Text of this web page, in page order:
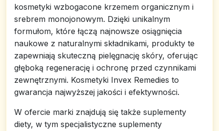
kosmetyki wzbogacone krzemem organicznym i
srebrem monojonowym. Dzięki unikalnym
formułom, które łączą najnowsze osiągnięcia
naukowe z naturalnymi składnikami, produkty te
zapewniają skuteczną pielęgnację skóry, oferując
głęboką regenerację i ochronę przed czynnikami
zewnętrznymi. Kosmetyki Invex Remedies to
gwarancja najwyższej jakości i efektywności.
W ofercie marki znajdują się także suplementy
diety, w tym specjalistyczne suplementy